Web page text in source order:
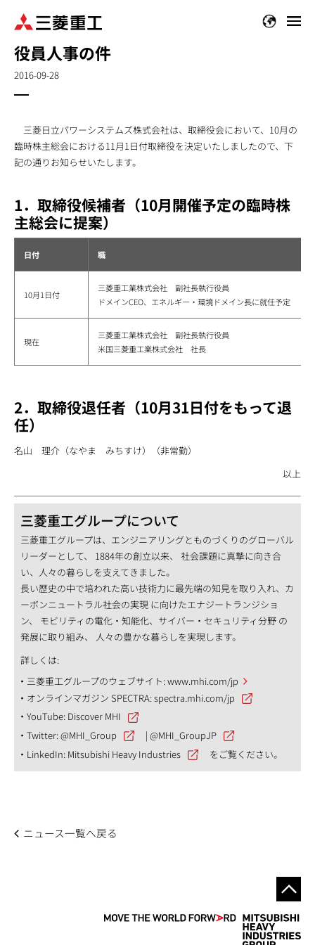
役員人事の件
2016-09-28
三菱日立パワーシステムズ株式会社は、取締役会において、10月の
臨時株主総会における11月1日付取締役を決定いたしましたので、下
記の通りお知らせいたします。
1．取締役候補者（10月開催予定の臨時株
主総会に提案）
日付 職
10月1日付
三菱重工業株式会社 副社長執行役員
ドメインCEO、エネルギー・環境ドメイン長に就任予定
現在
三菱重工業株式会社 副社長執行役員
米国三菱重工業株式会社 社長
2．取締役退任者（10月31日付をもって退
任）
名山 理介（なやま みちすけ）（非常勤）
以上
三菱重工グループについて
三菱重工グループは、エンジニアリングとものづくりのグローバル
リーダーとして、 1884年の創立以来、 社会課題に真摯に向き合
い、人々の暮らしを支えてきました。
長い歴史の中で培われた高い技術力に最先端の知見を取り入れ、カ
ーボンニュートラル社会の実現 に向けたエナジートランジショ
ン、 モビリティの電化・知能化、サイバー・セキュリティ分野 の
発展に取り組み、 人々の豊かな暮らしを実現します。
詳しくは:
三菱重工グループのウェブサイト:www.mhi.com/jp
オンラインマガジン SPECTRA:spectra.mhi.com/jp
YouTube: Discover MHI
Twitter:@MHI_Group |@MHI_GroupJP
LinkedIn: Mitsubishi Heavy Industries をご覧ください。
ニュース一覧へ戻る